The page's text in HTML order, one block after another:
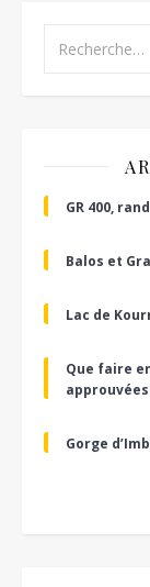
GR 400,
Balos et
Lac de
Que faire
Gorge